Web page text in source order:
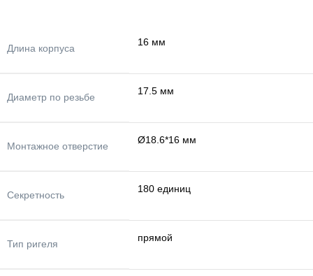
Длина корпуса
16 мм
Диаметр по резьбе
17.5 мм
Монтажное отверстие
Ø18.6*16 мм
Секретность
180 единиц
Тип ригеля
прямой